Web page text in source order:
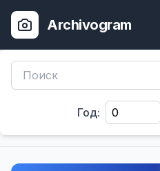
Archivogram
Год: